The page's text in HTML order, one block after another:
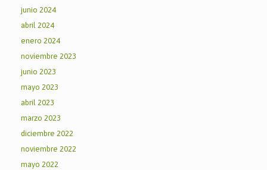
junio 2024
abril 2024
enero 2024
noviembre 2023
junio 2023
mayo 2023
abril 2023
marzo 2023
diciembre 2022
noviembre 2022
mayo 2022